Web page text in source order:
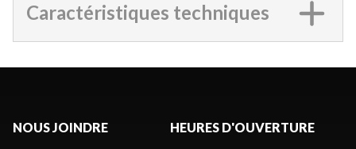
Caractéristiques techniques
NOUS JOINDRE HEURES D'OUVERTURE